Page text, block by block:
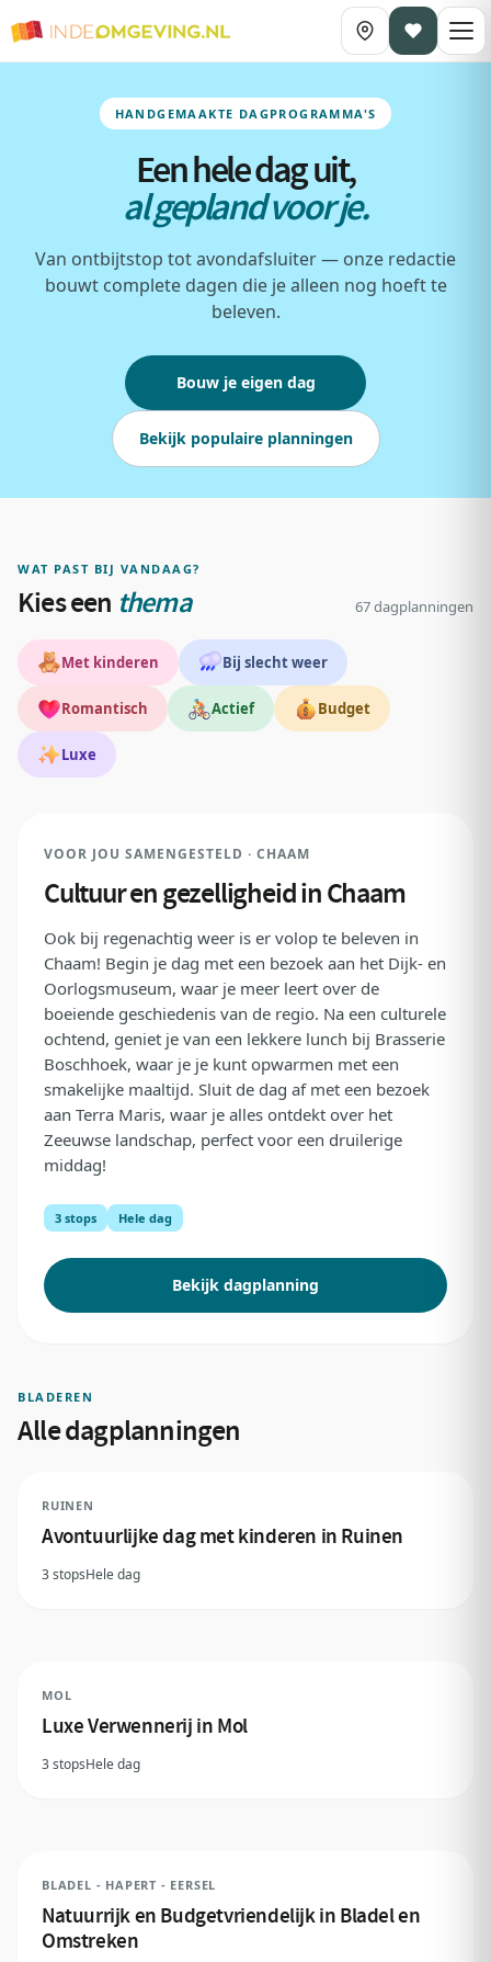
HANDGEMAAKTE DAGPROGRAMMA'S
Een hele dag uit,
al gepland voor je.
Van ontbijtstop tot avondafsluiter — onze redactie
bouwt complete dagen die je alleen nog hoeft te
beleven.
Bouw je eigen dag
Bekijk populaire planningen
WAT PAST BIJ VANDAAG?
Kies een thema 67 dagplanningen
Met kinderen Bij slecht weer
Romantisch Actief Budget
Luxe
REDACTIEKEUZE
VOOR JOU SAMENGESTELD · CHAAM
Cultuur en gezelligheid in Chaam
Ook bij regenachtig weer is er volop te beleven in
Chaam! Begin je dag met een bezoek aan het Dijk- en
Oorlogsmuseum, waar je meer leert over de
boeiende geschiedenis van de regio. Na een culturele
ochtend, geniet je van een lekkere lunch bij Brasserie
Boschhoek, waar je je kunt opwarmen met een
smakelijke maaltijd. Sluit de dag af met een bezoek
aan Terra Maris, waar je alles ontdekt over het
Zeeuwse landschap, perfect voor een druilerige
middag!
3 stops Hele dag
Bekijk dagplanning
BLADEREN
Alle dagplanningen
RUINEN
Avontuurlijke dag met kinderen in Ruinen
3 stopsHele dag
MOL
Luxe Verwennerij in Mol
3 stopsHele dag
BLADEL - HAPERT - EERSEL
Natuurrijk en Budgetvriendelijk in Bladel en
Omstreken